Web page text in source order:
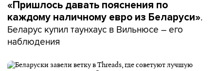
«Пришлось давать пояснения по
каждому наличному евро из Беларуси».
Беларус купил таунхаус в Вильнюсе – его
наблюдения